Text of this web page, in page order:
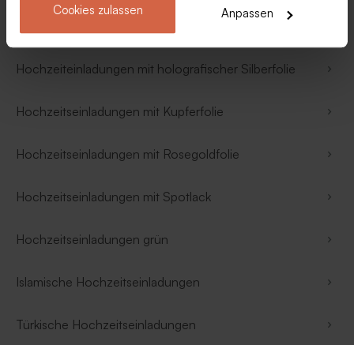
Cookies zulassen Anpassen
Hochzeiteinladungen mit holografischer Silberfolie
Hochzeitseinladungen mit Kupferfolie
Hochzeitseinladungen mit Rosegoldfolie
Hochzeitseinladungen mit Spotlack
Hochzeitseinladungen grün
Islamische Hochzeitseinladungen
Türkische Hochzeitseinladungen